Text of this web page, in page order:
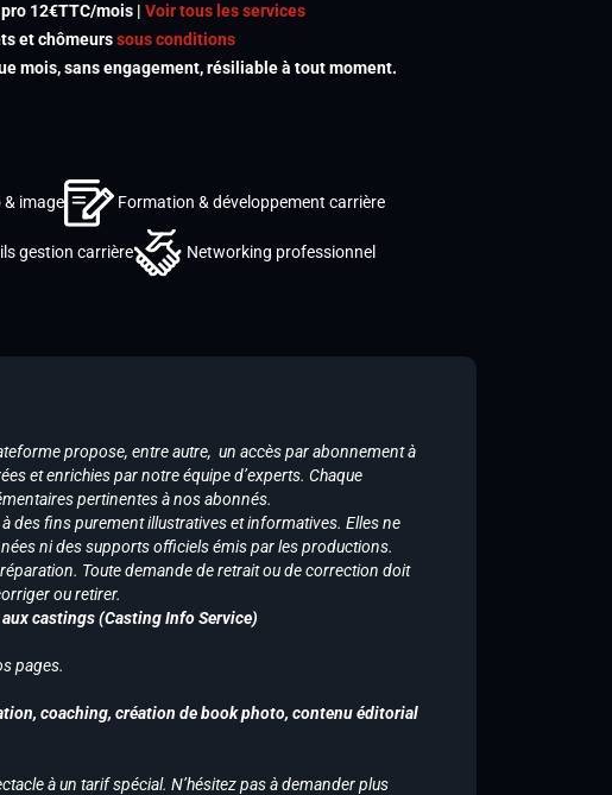
12€TTC/mois | Voir tous les services
et chômeurssous conditions
mois, sans engagement, résiliable à tout moment.
& image Formation & développement carrière
gestion carrière Networking professionnel
propose, entre autre, un accès par abonnement à
et enrichies par notre équipe d’experts. Chaque
pertinentes à nos abonnés.
à des fins purement illustratives et informatives. Elles ne
ni des supports officiels émis par les productions.
Toute demande de retrait ou de correction doit
ou retirer.
castings (Casting Info Service)
pages.
coaching, création de book photo, contenu éditorial
à un tarif spécial. N’hésitez pas à demander plus